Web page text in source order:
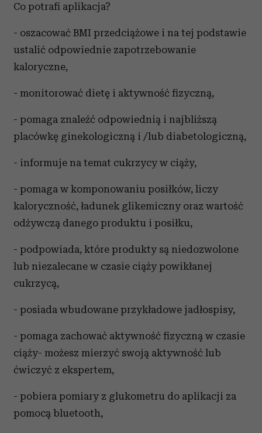
Co potrafi aplikacja?
- oszacować BMI przedciążowe i na tej podstawie
ustalić odpowiednie zapotrzebowanie
kaloryczne,
- monitorować dietę i aktywność fizyczną,
- pomaga znaleźć odpowiednią i najbliższą
placówkę ginekologiczną i /lub diabetologiczną,
- informuje na temat cukrzycy w ciąży,
- pomaga w komponowaniu posiłków, liczy
kaloryczność, ładunek glikemiczny oraz wartość
odżywczą danego produktu i posiłku,
- podpowiada, które produkty są niedozwolone
lub niezalecane w czasie ciąży powikłanej
cukrzycą,
- posiada wbudowane przykładowe jadłospisy,
- pomaga zachować aktywność fizyczną w czasie
ciąży- możesz mierzyć swoją aktywność lub
ćwiczyć z ekspertem,
- pobiera pomiary z glukometru do aplikacji za
pomocą bluetooth,